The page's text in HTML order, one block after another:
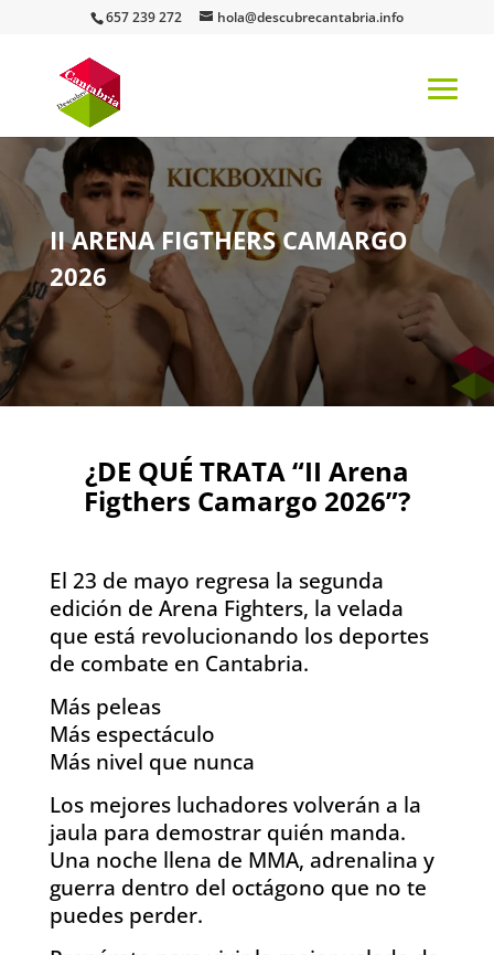
657 239 272 hola@descubrecantabria.info
II ARENA FIGTHERS CAMARGO
2026
¿DE QUÉ TRATA “II Arena
Figthers Camargo 2026”?
El 23 de mayo regresa la segunda
edición de Arena Fighters, la velada
que está revolucionando los deportes
de combate en Cantabria.
Más peleas
Más espectáculo
Más nivel que nunca
Los mejores luchadores volverán a la
jaula para demostrar quién manda.
Una noche llena de MMA, adrenalina y
guerra dentro del octágono que no te
puedes perder.